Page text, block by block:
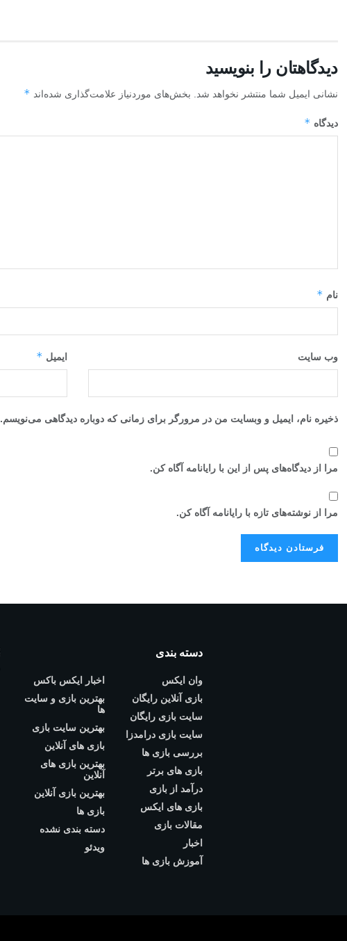
دیدگاهتان را بنویسید
نشانی ایمیل شما منتشر نخواهد شد. بخش‌های موردنیاز علامت‌گذاری شده‌اند *
دیدگاه *
نام *
ایمیل * وب‌ سایت
ذخیره نام، ایمیل و وبسایت من در مرورگر برای زمانی که دوباره دیدگاهی می‌نویسم.
مرا از دیدگاه‌های پس از این با رایانامه آگاه کن.
مرا از نوشته‌های تازه با رایانامه آگاه کن.
دسته بندی
وان ایکس
بازی آنلاین رایگان
سایت بازی رایگان
سایت بازی درامدزا
بررسی بازی ها
بازی های برتر
درآمد از بازی
بازی های ایکس
مقالات بازی
اخبار
آموزش بازی ها
اخبار ایکس باکس
بهترین بازی و سایت
ها
بهترین سایت بازی
بازی های آنلاین
بهترین بازی های
آنلاین
بهترین بازی آنلاین
بازی ها
دسته بندی نشده
ویدئو